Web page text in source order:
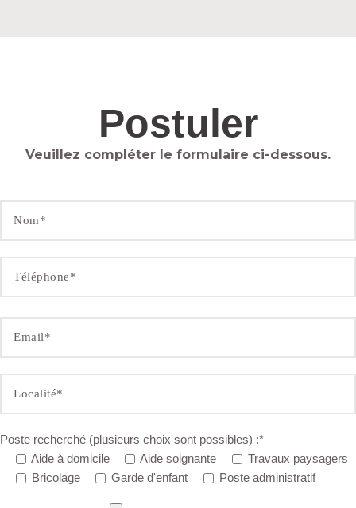
Postuler
Veuillez compléter le formulaire ci-dessous.
Poste recherché (plusieurs choix sont possibles) :*
Aide à domicile
Aide soignante
Travaux paysagers
Bricolage
Garde d'enfant Poste administratif